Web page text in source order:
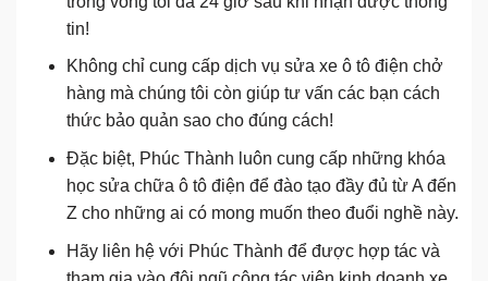
tin!
Không chỉ cung cấp dịch vụ sửa xe ô tô điện chở
hàng mà chúng tôi còn giúp tư vấn các bạn cách
thức bảo quản sao cho đúng cách!
Đặc biệt, Phúc Thành luôn cung cấp những khóa
học sửa chữa ô tô điện để đào tạo đầy đủ từ A đến
Z cho những ai có mong muốn theo đuổi nghề này.
Hãy liên hệ với Phúc Thành để được hợp tác và